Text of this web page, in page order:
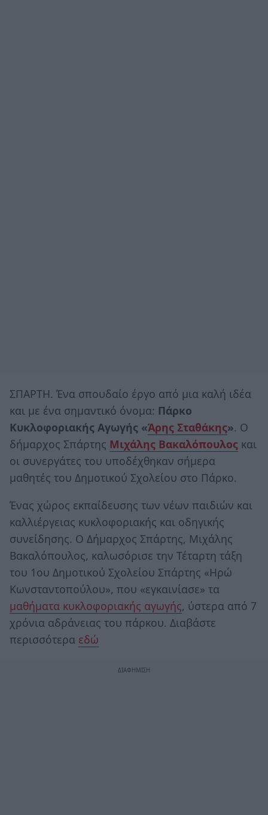
ΣΠΑΡΤΗ. Ένα σπουδαίο έργο από μια καλή ιδέα
και με ένα σημαντικό όνομα: Πάρκο
Κυκλοφοριακής Αγωγής «Άρης Σταθάκης». Ο
δήμαρχος Σπάρτης Μιχάλης Βακαλόπουλος και
οι συνεργάτες του υποδέχθηκαν σήμερα
μαθητές του Δημοτικού Σχολείου στο Πάρκο.
Ένας χώρος εκπαίδευσης των νέων παιδιών και
καλλιέργειας κυκλοφοριακής και οδηγικής
συνείδησης. Ο Δήμαρχος Σπάρτης, Μιχάλης
Βακαλόπουλος, καλωσόρισε την Τέταρτη τάξη
του 1ου Δημοτικού Σχολείου Σπάρτης «Ηρώ
Κωνσταντοπούλου», που «εγκαινίασε» τα
μαθήματα κυκλοφοριακής αγωγής, ύστερα από 7
χρόνια αδράνειας του πάρκου. Διαβάστε
περισσότερα εδώ